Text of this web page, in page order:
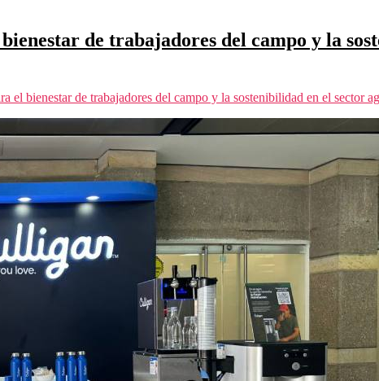
de trabajadores del campo y la
el bienestar de trabajadores del campo y la sostenibilidad en el sector